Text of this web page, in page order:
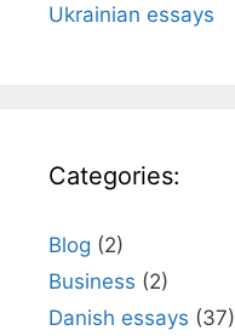
Ukrainian essays
Categories:
Blog (2)
Business (2)
Danish essays (37)